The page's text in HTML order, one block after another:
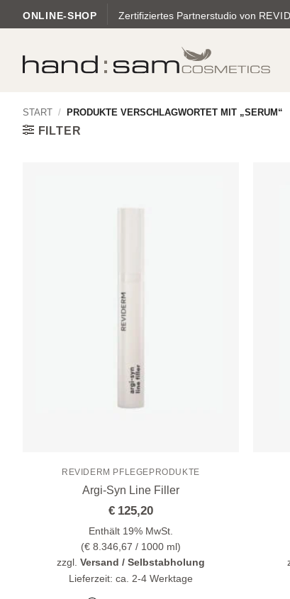
Inhalt
ONLINE-SHOP Zertifiziertes Partnerstudio von
START / PRODUKTE VERSCHLAGWORTET MIT „SERUM“
FILTER
REVIDERM PFLEGEPRODUKTE
Argi-Syn Line Filler
€ 125,20
Enthält 19% MwSt.
(€ 8.346,67 / 1000 ml)
zzgl. Versand / Selbstabholung
Lieferzeit: ca. 2-4 Werktage